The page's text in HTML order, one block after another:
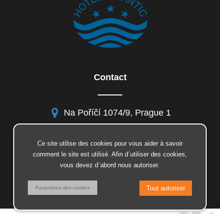
Contact
Na Poříčí 1074/9, Prague 1
facebook
Ce site utilise des cookies pour vous aider à savoir
comment le site est utilisé. Afin d´utiliser des cookies,
vous devez d´abord nous autoriser.